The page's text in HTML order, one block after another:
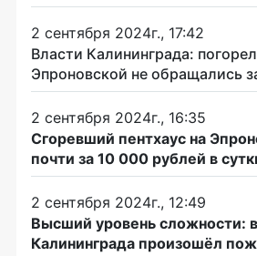
2 сентября 2024г., 17:42
Власти Калининграда:
Эпроновской не обращались
2 сентября 2024г., 16:35
Сгоревший пентхаус на
почти за 10 000 рублей в
2 сентября 2024г., 12:49
Высший уровень сложности:
Калининграда произошёл